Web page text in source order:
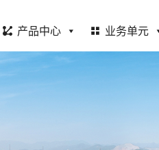
产品中心 业务单元